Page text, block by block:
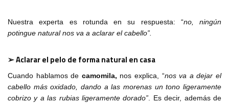
Nuestra experta es rotunda en su respuesta: “no, ningún
potingue natural nos va a aclarar el cabello”.
➢ Aclarar el pelo de forma natural en casa
Cuando hablamos de camomila, nos explica, “nos va a dejar el
cabello más oxidado, dando a las morenas un tono ligeramente
cobrizo y a las rubias ligeramente dorado”. Es decir, además de